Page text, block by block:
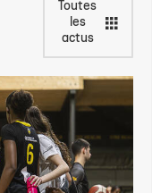
Toutes
les
actus